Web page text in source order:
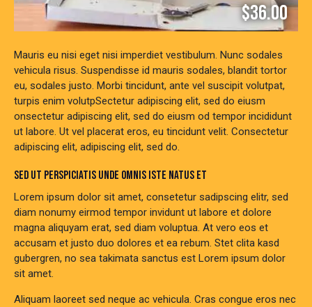
$36.00
Mauris eu nisi eget nisi imperdiet vestibulum. Nunc sodales
vehicula risus. Suspendisse id mauris sodales, blandit tortor
eu, sodales justo. Morbi tincidunt, ante vel suscipit volutpat,
turpis enim volutpSectetur adipiscing elit, sed do eiusm
onsectetur adipiscing elit, sed do eiusm od tempor incididunt
ut labore. Ut vel placerat eros, eu tincidunt velit. Consectetur
adipiscing elit, adipiscing elit, sed do.
SED UT PERSPICIATIS UNDE OMNIS ISTE NATUS ET
Lorem ipsum dolor sit amet, consetetur sadipscing elitr, sed
diam nonumy eirmod tempor invidunt ut labore et dolore
magna aliquyam erat, sed diam voluptua. At vero eos et
accusam et justo duo dolores et ea rebum. Stet clita kasd
gubergren, no sea takimata sanctus est Lorem ipsum dolor
sit amet.
Aliquam laoreet sed neque ac vehicula. Cras congue eros nec